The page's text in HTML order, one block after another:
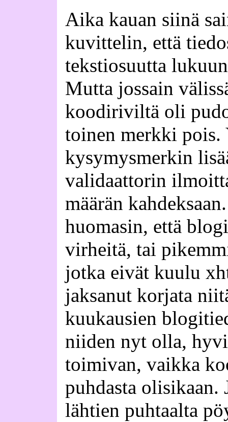
Aika kauan siinä
kuvittelin, että
tekstiosuutta
Mutta jossain
koodiriviltä oli
toinen merkki pois.
kysymysmerkin
validaattorin
määrän
huomasin, että
virheitä, tai
jotka eivät kuulu
jaksanut korjata
kuukausien
niiden nyt olla,
toimivan, vaikka
puhdasta olisikaan.
lähtien puhtaalta